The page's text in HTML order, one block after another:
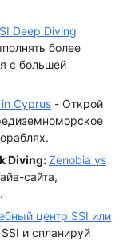
Deep Diving
более
с большей
Cyprus - Открой
Diving:Zenobia vs
сайта,
центр SSI или
и спланируй